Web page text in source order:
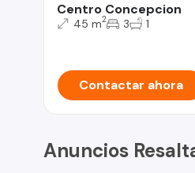
Centro Concepcion
45 m2 3 1
Contactar ahora
Anuncios